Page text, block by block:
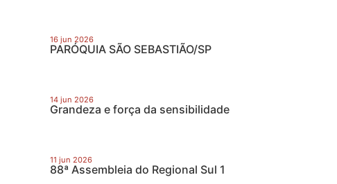
16 jun 2026
PARÓQUIA SÃO SEBASTIÃO/SP
14 jun 2026
Grandeza e força da sensibilidade
11 jun 2026
88ª Assembleia do Regional Sul 1